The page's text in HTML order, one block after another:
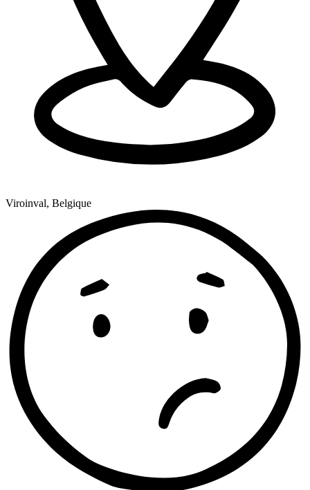
Viroinval, Belgique